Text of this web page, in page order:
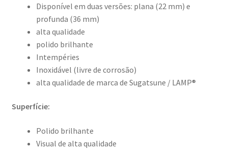
Disponível em duas versões: plana (22 mm) e
profunda (36 mm)
alta qualidade
polido brilhante
Intempéries
Inoxidável (livre de corrosão)
alta qualidade de marca de Sugatsune / LAMP®
Superfície:
Polido brilhante
Visual de alta qualidade